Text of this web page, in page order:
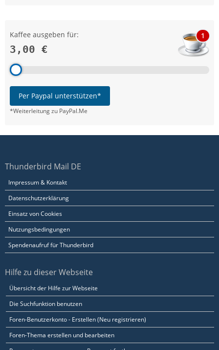
Kaffee ausgeben für:
3,00 €
1
Per Paypal unterstützen*
*Weiterleitung zu PayPal.Me
Thunderbird Mail DE
Impressum & Kontakt
Datenschutzerklärung
Einsatz von Cookies
Nutzungsbedingungen
Spendenaufruf für Thunderbird
Hilfe zu dieser Webseite
Übersicht der Hilfe zur Webseite
Die Suchfunktion benutzen
Foren-Benutzerkonto - Erstellen (Neu registrieren)
Foren-Thema erstellen und bearbeiten